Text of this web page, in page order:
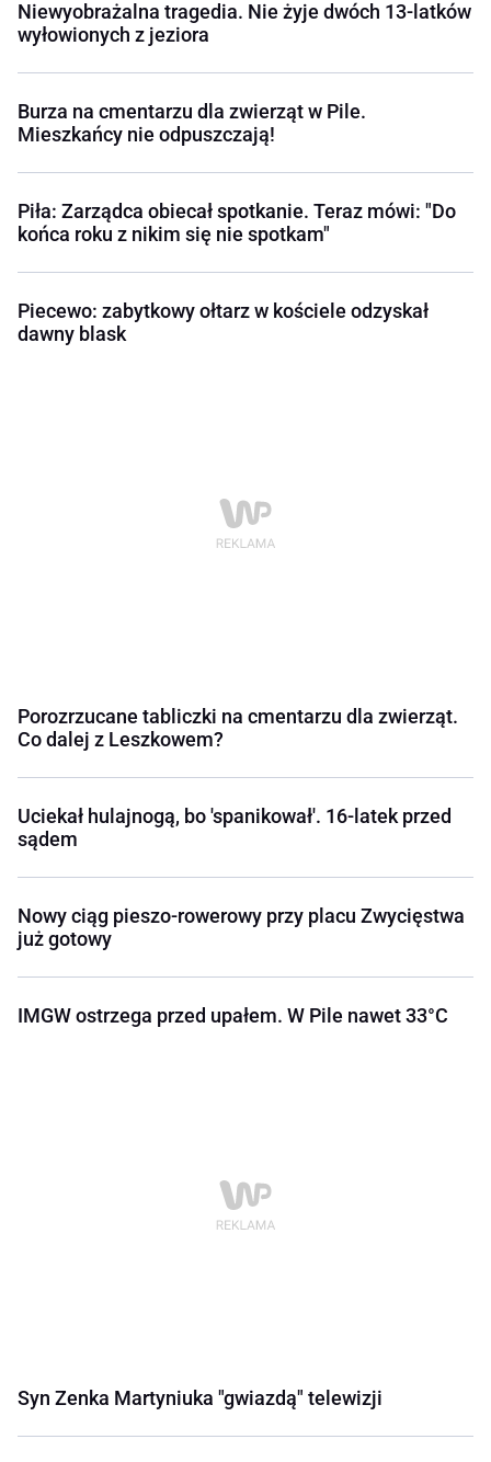
Niewyobrażalna tragedia. Nie żyje dwóch 13-latków
wyłowionych z jeziora
Burza na cmentarzu dla zwierząt w Pile.
Mieszkańcy nie odpuszczają!
Piła: Zarządca obiecał spotkanie. Teraz mówi: "Do
końca roku z nikim się nie spotkam"
Piecewo: zabytkowy ołtarz w kościele odzyskał
dawny blask
Porozrzucane tabliczki na cmentarzu dla zwierząt.
Co dalej z Leszkowem?
Uciekał hulajnogą, bo 'spanikował'. 16-latek przed
sądem
Nowy ciąg pieszo-rowerowy przy placu Zwycięstwa
już gotowy
IMGW ostrzega przed upałem. W Pile nawet 33°C
Syn Zenka Martyniuka "gwiazdą" telewizji